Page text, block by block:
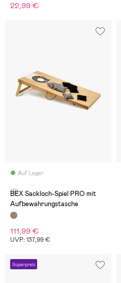
22,99 €
Auf Lager
(2)
BEX Sackloch-Spiel PRO mit
Aufbewahrungstasche
111,99 €
UVP: 137,99 €
Superpreis